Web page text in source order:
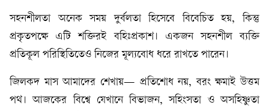
সহনশীলতা অনেক সময় দুর্বলতা হিসেবে বিবেচিত হয়, কিন্তু
প্রকৃতপক্ষে এটি শক্তিরই বহিঃপ্রকাশ। একজন সহনশীল ব্যক্তি
প্রতিকূল পরিস্থিতিতেও নিজের মূল্যবোধ ধরে রাখতে পারেন।
জিলকদ মাস আমাদের শেখায়— প্রতিশোধ নয়, বরং ক্ষমাই উত্তম
পথ। আজকের বিশ্বে যেখানে বিভাজন, সহিংসতা ও অসহিষ্ণুতা